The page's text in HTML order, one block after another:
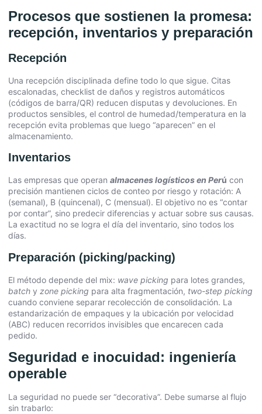
Procesos que sostienen la promesa:
recepción, inventarios y preparación
Recepción
Una recepción disciplinada define todo lo que sigue. Citas
escalonadas, checklist de daños y registros automáticos
(códigos de barra/QR) reducen disputas y devoluciones. En
productos sensibles, el control de humedad/temperatura en la
recepción evita problemas que luego “aparecen” en el
almacenamiento.
Inventarios
Las empresas que operan almacenes logísticos en Perú con
precisión mantienen ciclos de conteo por riesgo y rotación: A
(semanal), B (quincenal), C (mensual). El objetivo no es “contar
por contar”, sino predecir diferencias y actuar sobre sus causas.
La exactitud no se logra el día del inventario, sino todos los
días.
Preparación (picking/packing)
El método depende del mix: wave picking para lotes grandes,
batch y zone picking para alta fragmentación, two-step picking
cuando conviene separar recolección de consolidación. La
estandarización de empaques y la ubicación por velocidad
(ABC) reducen recorridos invisibles que encarecen cada
pedido.
Seguridad e inocuidad: ingeniería
operable
La seguridad no puede ser “decorativa”. Debe sumarse al flujo
sin trabarlo: